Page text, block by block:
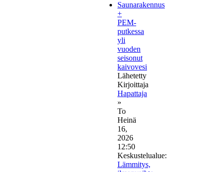
Saunarakennus
+
PEM-
putkessa
yli
vuoden
seisonut
kaivovesi
Lähetetty
Kirjoittaja
Hapattaja
»
To
Heinä
16,
2026
12:50
Keskustelualue:
Lämmitys,